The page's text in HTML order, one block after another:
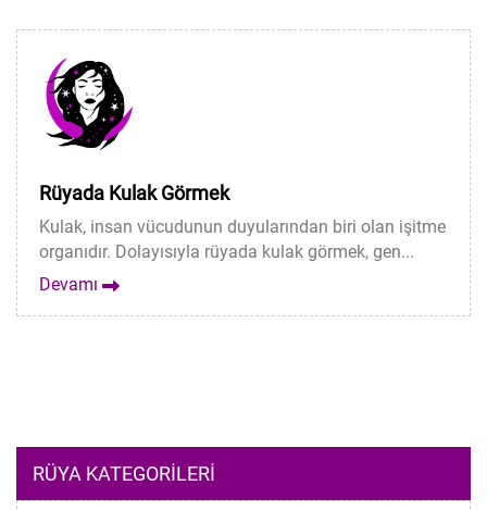
Rüyada Kulak Görmek
Kulak, insan vücudunun duyularından biri olan işitme
organıdır. Dolayısıyla rüyada kulak görmek, gen...
Devamı
RÜYA KATEGORILERI